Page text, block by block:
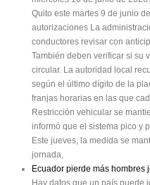
Quito este martes 9 de junio
autorizaciones La
conductores revisar con
También deben verificar si su
circular. La autoridad local
según el último dígito de la
franjas horarias en las que
Restricción vehicular se
informó que el sistema pico y
Este jueves, la medida se
jornada,
Ecuador pierde más hombres
Hay datos que un país puede